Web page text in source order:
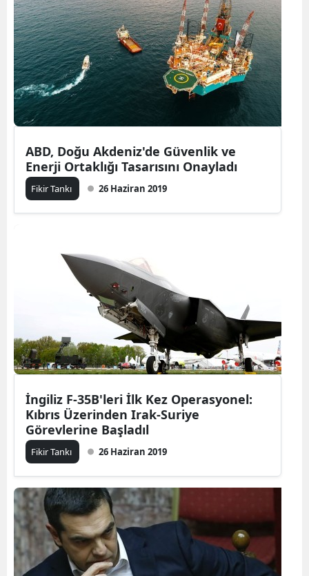
ABD, Doğu Akdeniz'de Güvenlik ve
Enerji Ortaklığı Tasarısını Onayladı
Fikir Tankı 26 Haziran 2019
İngiliz F-35B'leri İlk Kez Operasyonel:
Kıbrıs Üzerinden Irak-Suriye
Görevlerine Başladıl
Fikir Tankı 26 Haziran 2019